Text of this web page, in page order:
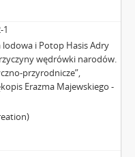
1
lodowa i Potop Hasis Adry
wędrówki narodów.
przyrodnicze”,
Erazma Majewskiego -